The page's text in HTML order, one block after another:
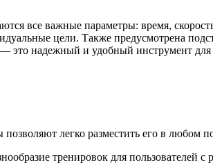
все важные параметры: время,
цели. Также предусмотрена
— это надежный и удобный инструмент для
легко разместить его в любом
тренировок для пользователей